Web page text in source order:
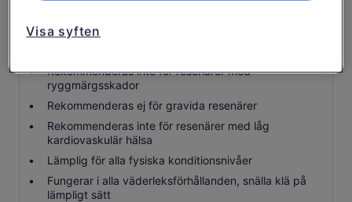
Rekommenderas inte för resenärer med
ryggmärgsskador
Rekommenderas ej för gravida resenärer
Rekommenderas inte för resenärer med låg
kardiovaskulär hälsa
Lämplig för alla fysiska konditionsnivåer
Fungerar i alla väderleksförhållanden, snälla klä på
lämpligt sätt
Visa syften